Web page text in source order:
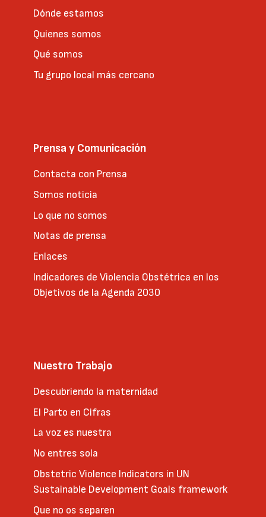
Dónde estamos
Quienes somos
Qué somos
Tu grupo local más cercano
Prensa y Comunicación
Contacta con Prensa
Somos noticia
Lo que no somos
Notas de prensa
Enlaces
Indicadores de Violencia Obstétrica en los
Objetivos de la Agenda 2030
Nuestro Trabajo
Descubriendo la maternidad
El Parto en Cifras
La voz es nuestra
No entres sola
Obstetric Violence Indicators in UN
Sustainable Development Goals framework
Que no os separen